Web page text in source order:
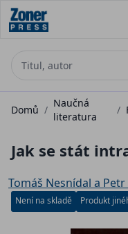
Domů /
Naučná
literatura
/
Jak se stát
Tomáš Nesnídal a
Není na skladě Produkt